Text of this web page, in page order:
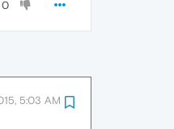
0
5:03 AM